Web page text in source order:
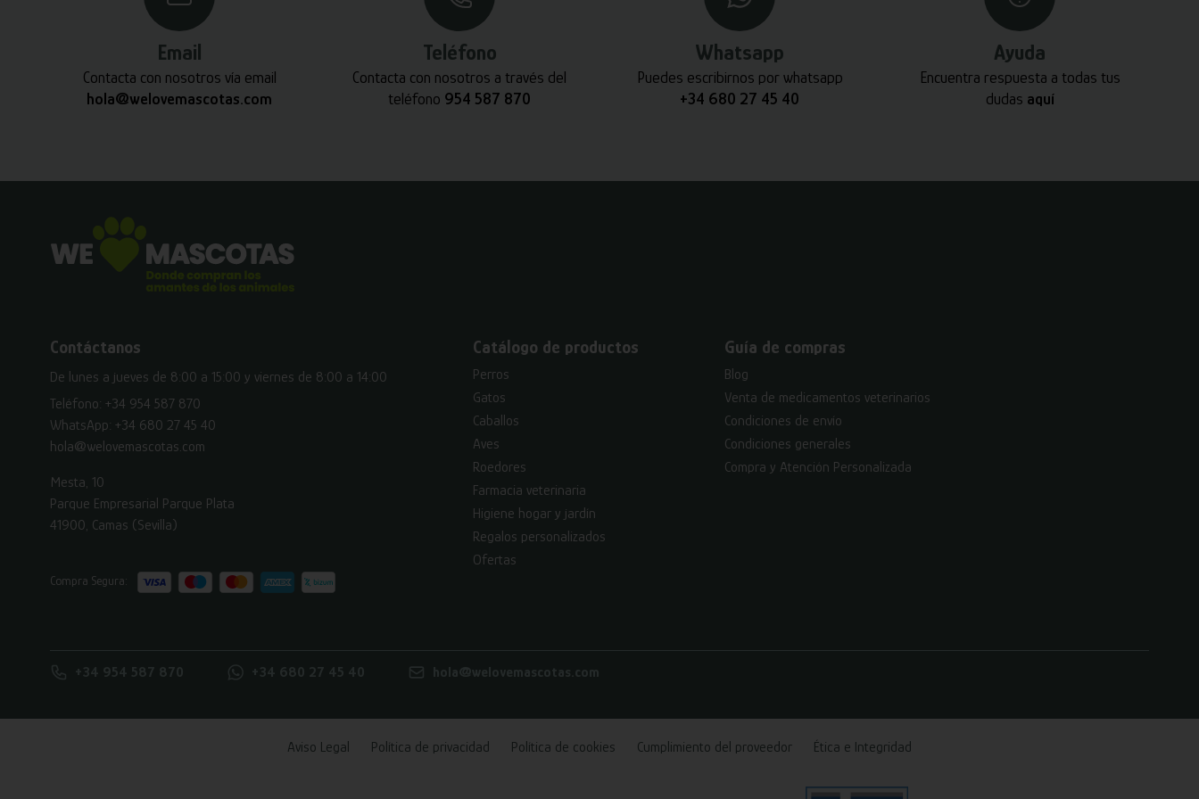
Email
Contacta con nosotros vía email
hola@welovemascotas.com
Teléfono
Contacta con nosotros a través del
teléfono 954 587 870
Whatsapp
Puedes escribirnos por whatsapp
+34 680 27 45 40
Ayuda
Encuentra respuesta a todas tus
dudas aquí
Contáctanos
De lunes a jueves de 8:00 a 15:00 y viernes de 8:00 a 14:00
Teléfono: +34 954 587 870
WhatsApp: +34 680 27 45 40
hola@welovemascotas.com
Mesta, 10
Parque Empresarial Parque Plata
41900, Camas (Sevilla)
Compra Segura:
Catálogo de productos
Perros
Gatos
Caballos
Aves
Roedores
Farmacia veterinaria
Higiene hogar y jardín
Regalos personalizados
Ofertas
Guía de compras
Blog
Venta de medicamentos veterinarios
Condiciones de envío
Condiciones generales
Compra y Atención Personalizada
+34 954 587 870 +34 680 27 45 40 hola@welovemascotas.com
Aviso Legal Política de privacidad Política de cookies Cumplimiento del proveedor Ética e Integridad